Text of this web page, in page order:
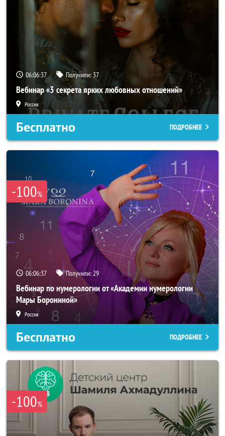
06:06:34 Получили: 37
Вебинар «3 секрета ярких любовных отношений»
Россия
Бесплатно ПОДРОБНЕЕ
-100%
06:06:34 Получили:29
Вебинар по нумерологии от «Академии нумерологии
Мары Борониной»
Россия
Бесплатно ПОДРОБНЕЕ
-100%